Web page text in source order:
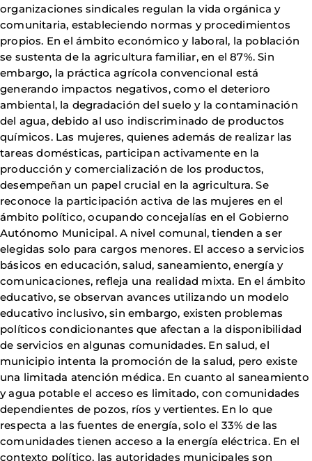
organizaciones sindicales regulan la vida orgánica y
comunitaria, estableciendo normas y procedimientos
propios. En el ámbito económico y laboral, la población
se sustenta de la agricultura familiar, en el 87%. Sin
embargo, la práctica agrícola convencional está
generando impactos negativos, como el deterioro
ambiental, la degradación del suelo y la contaminación
del agua, debido al uso indiscriminado de productos
químicos. Las mujeres, quienes además de realizar las
tareas domésticas, participan activamente en la
producción y comercialización de los productos,
desempeñan un papel crucial en la agricultura. Se
reconoce la participación activa de las mujeres en el
ámbito político, ocupando concejalías en el Gobierno
Autónomo Municipal. A nivel comunal, tienden a ser
elegidas solo para cargos menores. El acceso a servicios
básicos en educación, salud, saneamiento, energía y
comunicaciones, refleja una realidad mixta. En el ámbito
educativo, se observan avances utilizando un modelo
educativo inclusivo, sin embargo, existen problemas
políticos condicionantes que afectan a la disponibilidad
de servicios en algunas comunidades. En salud, el
municipio intenta la promoción de la salud, pero existe
una limitada atención médica. En cuanto al saneamiento
y agua potable el acceso es limitado, con comunidades
dependientes de pozos, ríos y vertientes. En lo que
respecta a las fuentes de energía, solo el 33% de las
comunidades tienen acceso a la energía eléctrica. En el
contexto político, las autoridades municipales son